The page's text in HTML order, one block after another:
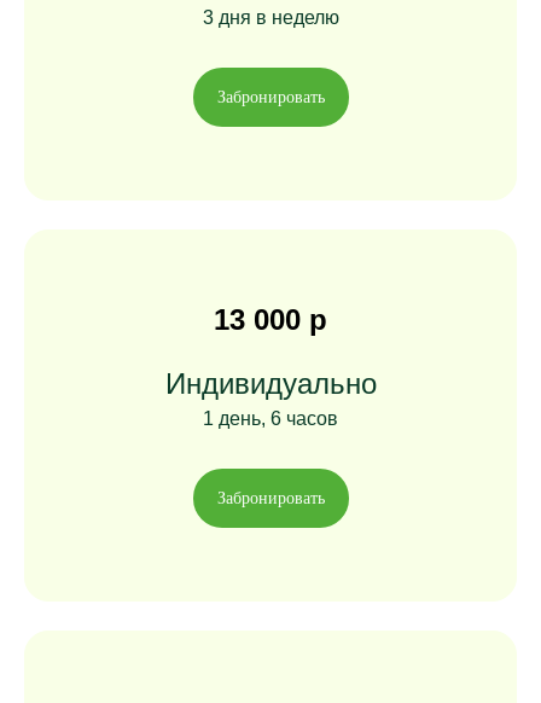
3 дня в неделю
Забронировать
13 000 р
Индивидуально
1 день, 6 часов
Забронировать